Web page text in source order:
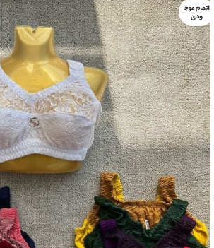
اتمام موج
ودی